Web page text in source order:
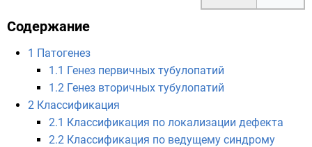
Содержание
1 Патогенез
1.1 Генез первичных тубулопатий
1.2 Генез вторичных тубулопатий
2 Классификация
2.1 Классификация по локализации дефекта
2.2 Классификация по ведущему синдрому